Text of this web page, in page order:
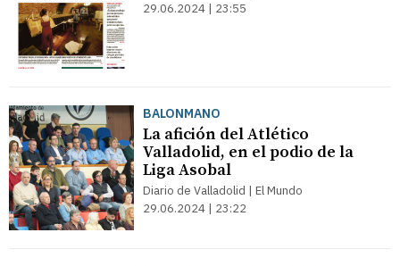
29.06.2024 | 23:55
BALONMANO
La afición del Atlético
Valladolid, en el podio de la
Liga Asobal
Diario de Valladolid | El Mundo
29.06.2024 | 23:22